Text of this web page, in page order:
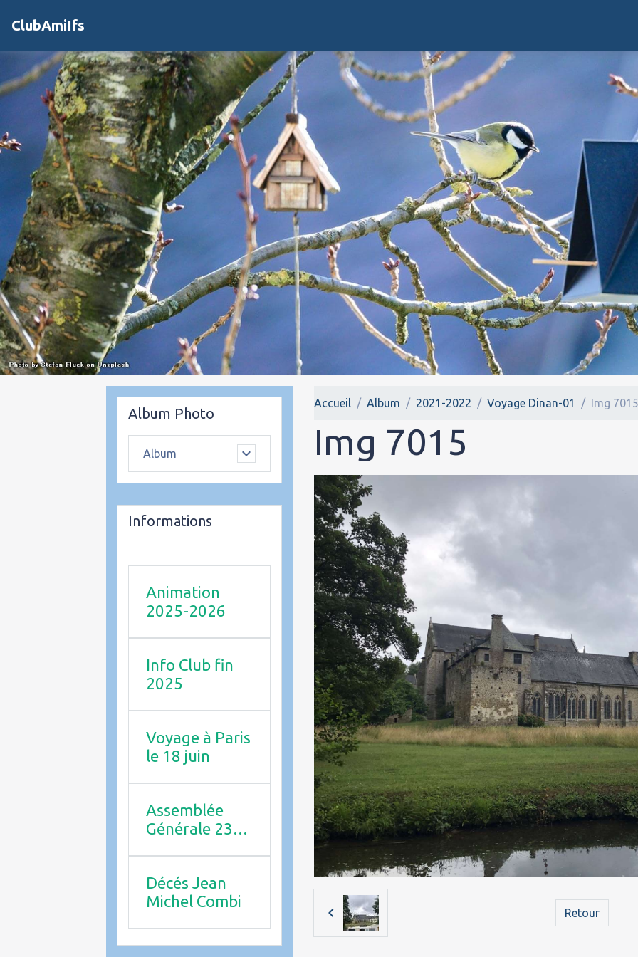
ClubAmiIfs
Accueil Album 2021-2022 Voyage Dinan-01 Img 7015
Img 7015
Retour
Album Photo
Album
Informations
Animation
2025-2026
Info Club fin
2025
Voyage à Paris
le 18 juin
Assemblée
Générale 23
Décés Jean
Michel Combi